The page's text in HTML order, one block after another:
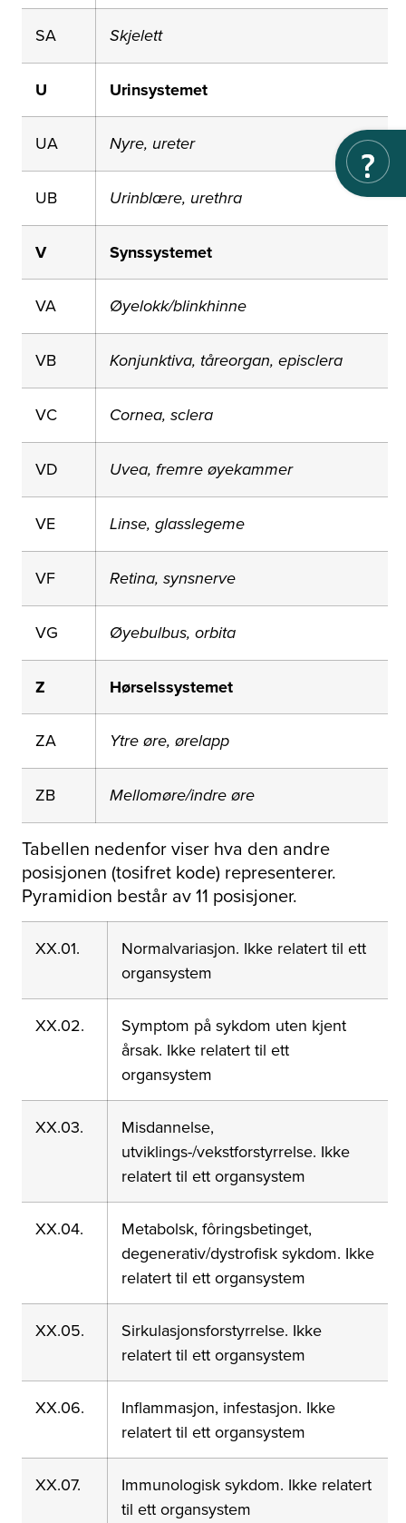
SA Skjelett
U Urinsystemet
UA Nyre, ureter
UB Urinblære, urethra
V Synssystemet
VA Øyelokk/blinkhinne
VB Konjunktiva, tåreorgan, episclera
VC Cornea, sclera
VD Uvea, fremre øyekammer
VE Linse, glasslegeme
VF Retina, synsnerve
VG Øyebulbus, orbita
Z Hørselssystemet
ZA Ytre øre, ørelapp
ZB Mellomøre/indre øre
Tabellen nedenfor viser hva den andre
posisjonen (tosifret kode) representerer.
Pyramidion består av 11 posisjoner.
XX.01.
Normalvariasjon. Ikke relatert til ett
organsystem
XX.02.
Symptom på sykdom uten kjent
årsak. Ikke relatert til ett
organsystem
XX.03.
Misdannelse,
utviklings-/vekstforstyrrelse. Ikke
relatert til ett organsystem
XX.04.
Metabolsk, fôringsbetinget,
degenerativ/dystrofisk sykdom. Ikke
relatert til ett organsystem
XX.05.
Sirkulasjonsforstyrrelse. Ikke
relatert til ett organsystem
XX.06.
Inflammasjon, infestasjon. Ikke
relatert til ett organsystem
XX.07.
Immunologisk sykdom. Ikke relatert
til ett organsystem